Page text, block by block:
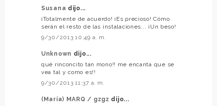
Susana dijo...
¡Totalmente de acuerdo! ¡Es precioso! Cómo
serán el resto de las instalaciones... ¡Un beso!
9/30/2013 10:49 a. m.
Unknown dijo...
qué rinconcito tan mono!! me encanta que se
vea tal y como es!!
9/30/2013 11:37 a. m.
(María) MARQ / gzgz dijo...